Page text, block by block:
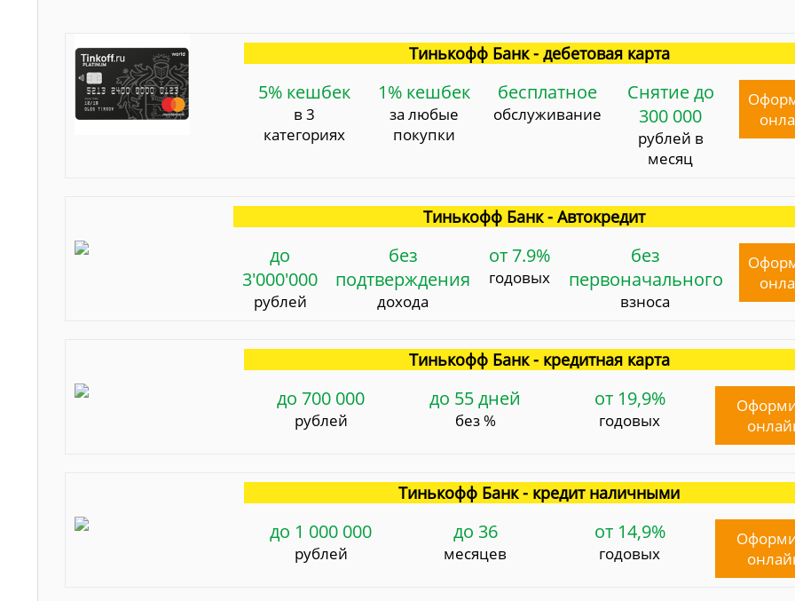
Тинькофф Банк - дебетовая карта
5% кешбек
в 3
категориях
1% кешбек
за любые
покупки
бесплатное
обслуживание
Снятие до
300 000
рублей в
месяц
Тинькофф Банк - Автокредит
до
3'000'000
рублей
без
подтверждения
дохода
от 7.9%
годовых
без
первоначального
взноса
Тинькофф Банк - кредитная карта
до 700 000
рублей
до 55 дней
без %
от 19,9%
годовых
Тинькофф Банк - кредит наличными
до 1 000 000
рублей
до 36
месяцев
от 14,9%
годовых